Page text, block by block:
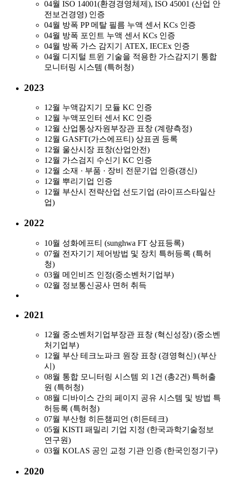
04월 ISO 14001(환경경영체제), ISO 45001 (산업 안
전보건경영) 인증
04월 방폭 PP 메탈 필름 누액 센서 KCs 인증
04월 방폭 포인트 누액 센서 KCs 인증
04월 방폭 가스 감지기 ATEX, IECEx 인증
04월 디지털 트윈 기술을 적용한 가스감지기 통합
모니터링 시스템 (특허청)
2023
12월 누액감지기 모듈 KC 인증
12월 누액포인터 센서 KC 인증
12월 산업통상자원부장관 표창 (계량측정)
12월 GASFT(가스에프티) 상표권 등록
12월 울산시장 표창(산업안전)
12월 가스검지 수신기 KC 인증
12월 소재 · 부품 · 장비 전문기업 인증(갱신)
12월 뿌리기업 인증
12월 부산시 전략산업 선도기업 (라이프스타일산
업)
2022
10월 성화에프티 (sunghwa FT 상표등록)
07월 전자기기 제어방법 및 장치 특허등록 (특허
청)
03월 메인비즈 인정(중소벤처기업부)
02월 정보통신공사 면허 취득
2021
12월 중소벤처기업부장관 표창 (혁신성장) (중소벤
처기업부)
12월 부산 테크노파크 원장 표창 (경영혁신) (부산
시)
08월 통합 모니터링 시스템 외 1건 (총2건) 특허출
원 (특허청)
08월 디바이스 간의 페이지 공유 시스템 및 방법 특
허등록 (특허청)
07월 부산형 히든챔피언 (히든테크)
05월 KISTI 패밀리 기업 지정 (한국과학기술정보
연구원)
03월 KOLAS 공인 교정 기관 인증 (한국인정기구)
2020